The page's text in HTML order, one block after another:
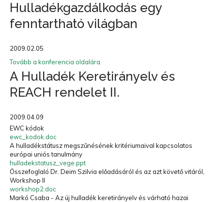
Hulladékgazdálkodás egy
fenntartható világban
2009.02.05
Tovább a konferencia oldalára.
A Hulladék Keretirányelv és
REACH rendelet II.
2009.04.09
EWC kódok
ewc_kodok.doc
A hulladékstátusz megszűnésének kritériumaival kapcsolatos
európai uniós tanulmány
hulladekstatusz_vege.ppt
Összefoglaló Dr. Deim Szilvia előadásáról és az azt követő vitáról,
Workshop II
workshop2.doc
Markó Csaba - Az új hulladék keretirányelv és várható hazai